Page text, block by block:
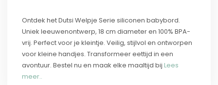
Ontdek het Dutsi Welpje Serie siliconen babybord.
Uniek leeuwenontwerp, 18 cm diameter en 100% BPA-
vrij. Perfect voor je kleintje. Veilig, stijlvol en ontworpen
voor kleine handjes. Transformeer eettijd in een
avontuur. Bestel nu en maak elke maaltijd bij Lees
meer..